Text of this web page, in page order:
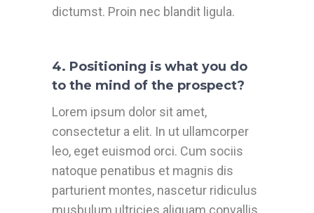
dictumst. Proin nec blandit ligula.
4. Positioning is what you do
to the mind of the prospect?
Lorem ipsum dolor sit amet,
consectetur a elit. In ut ullamcorper
leo, eget euismod orci. Cum sociis
natoque penatibus et magnis dis
parturient montes, nascetur ridiculus
musbulum ultricies aliquam convallis.